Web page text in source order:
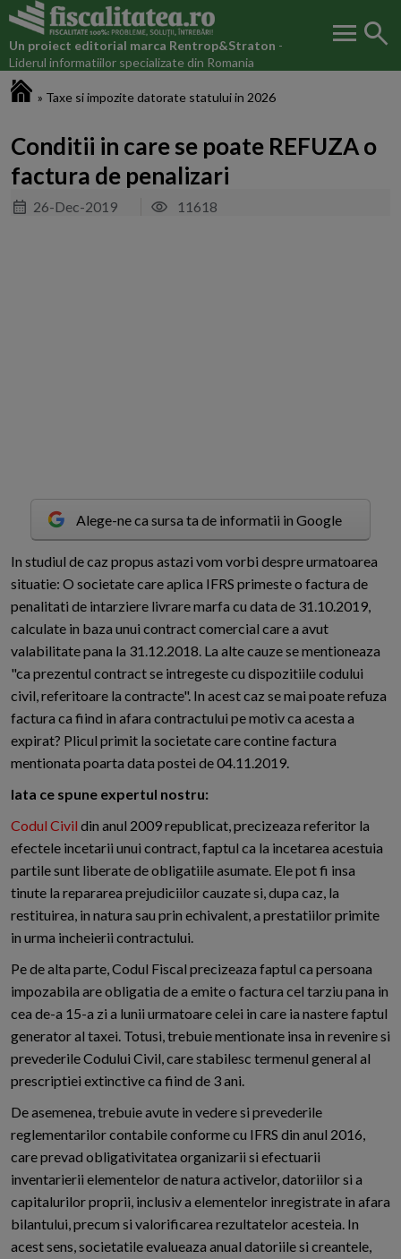
Un proiect editorial marca Rentrop&Straton -
Liderul informatiilor specializate din Romania
menu search
» Taxe si impozite datorate statului in 2026
Conditii in care se poate REFUZA o
factura de penalizari
26-Dec-2019 11618
Alege-ne ca sursa ta de informatii in Google
In studiul de caz propus astazi vom vorbi despre urmatoarea
situatie: O societate care aplica IFRS primeste o factura de
penalitati de intarziere livrare marfa cu data de 31.10.2019,
calculate in baza unui contract comercial care a avut
valabilitate pana la 31.12.2018. La alte cauze se mentioneaza
"ca prezentul contract se intregeste cu dispozitiile codului
civil, referitoare la contracte". In acest caz se mai poate refuza
factura ca fiind in afara contractului pe motiv ca acesta a
expirat? Plicul primit la societate care contine factura
mentionata poarta data postei de 04.11.2019.
Iata ce spune expertul nostru:
Codul Civil din anul 2009 republicat, precizeaza referitor la
efectele incetarii unui contract, faptul ca la incetarea acestuia
partile sunt liberate de obligatiile asumate. Ele pot fi insa
tinute la repararea prejudiciilor cauzate si, dupa caz, la
restituirea, in natura sau prin echivalent, a prestatiilor primite
in urma incheierii contractului.
Pe de alta parte, Codul Fiscal precizeaza faptul ca persoana
impozabila are obligatia de a emite o factura cel tarziu pana in
cea de-a 15-a zi a lunii urmatoare celei in care ia nastere faptul
generator al taxei. Totusi, trebuie mentionate insa in revenire si
prevederile Codului Civil, care stabilesc termenul general al
prescriptiei extinctive ca fiind de 3 ani.
De asemenea, trebuie avute in vedere si prevederile
reglementarilor contabile conforme cu IFRS din anul 2016,
care prevad obligativitatea organizarii si efectuarii
inventarierii elementelor de natura activelor, datoriilor si a
capitalurilor proprii, inclusiv a elementelor inregistrate in afara
bilantului, precum si valorificarea rezultatelor acesteia. In
acest sens, societatile evalueaza anual datoriile si creantele,